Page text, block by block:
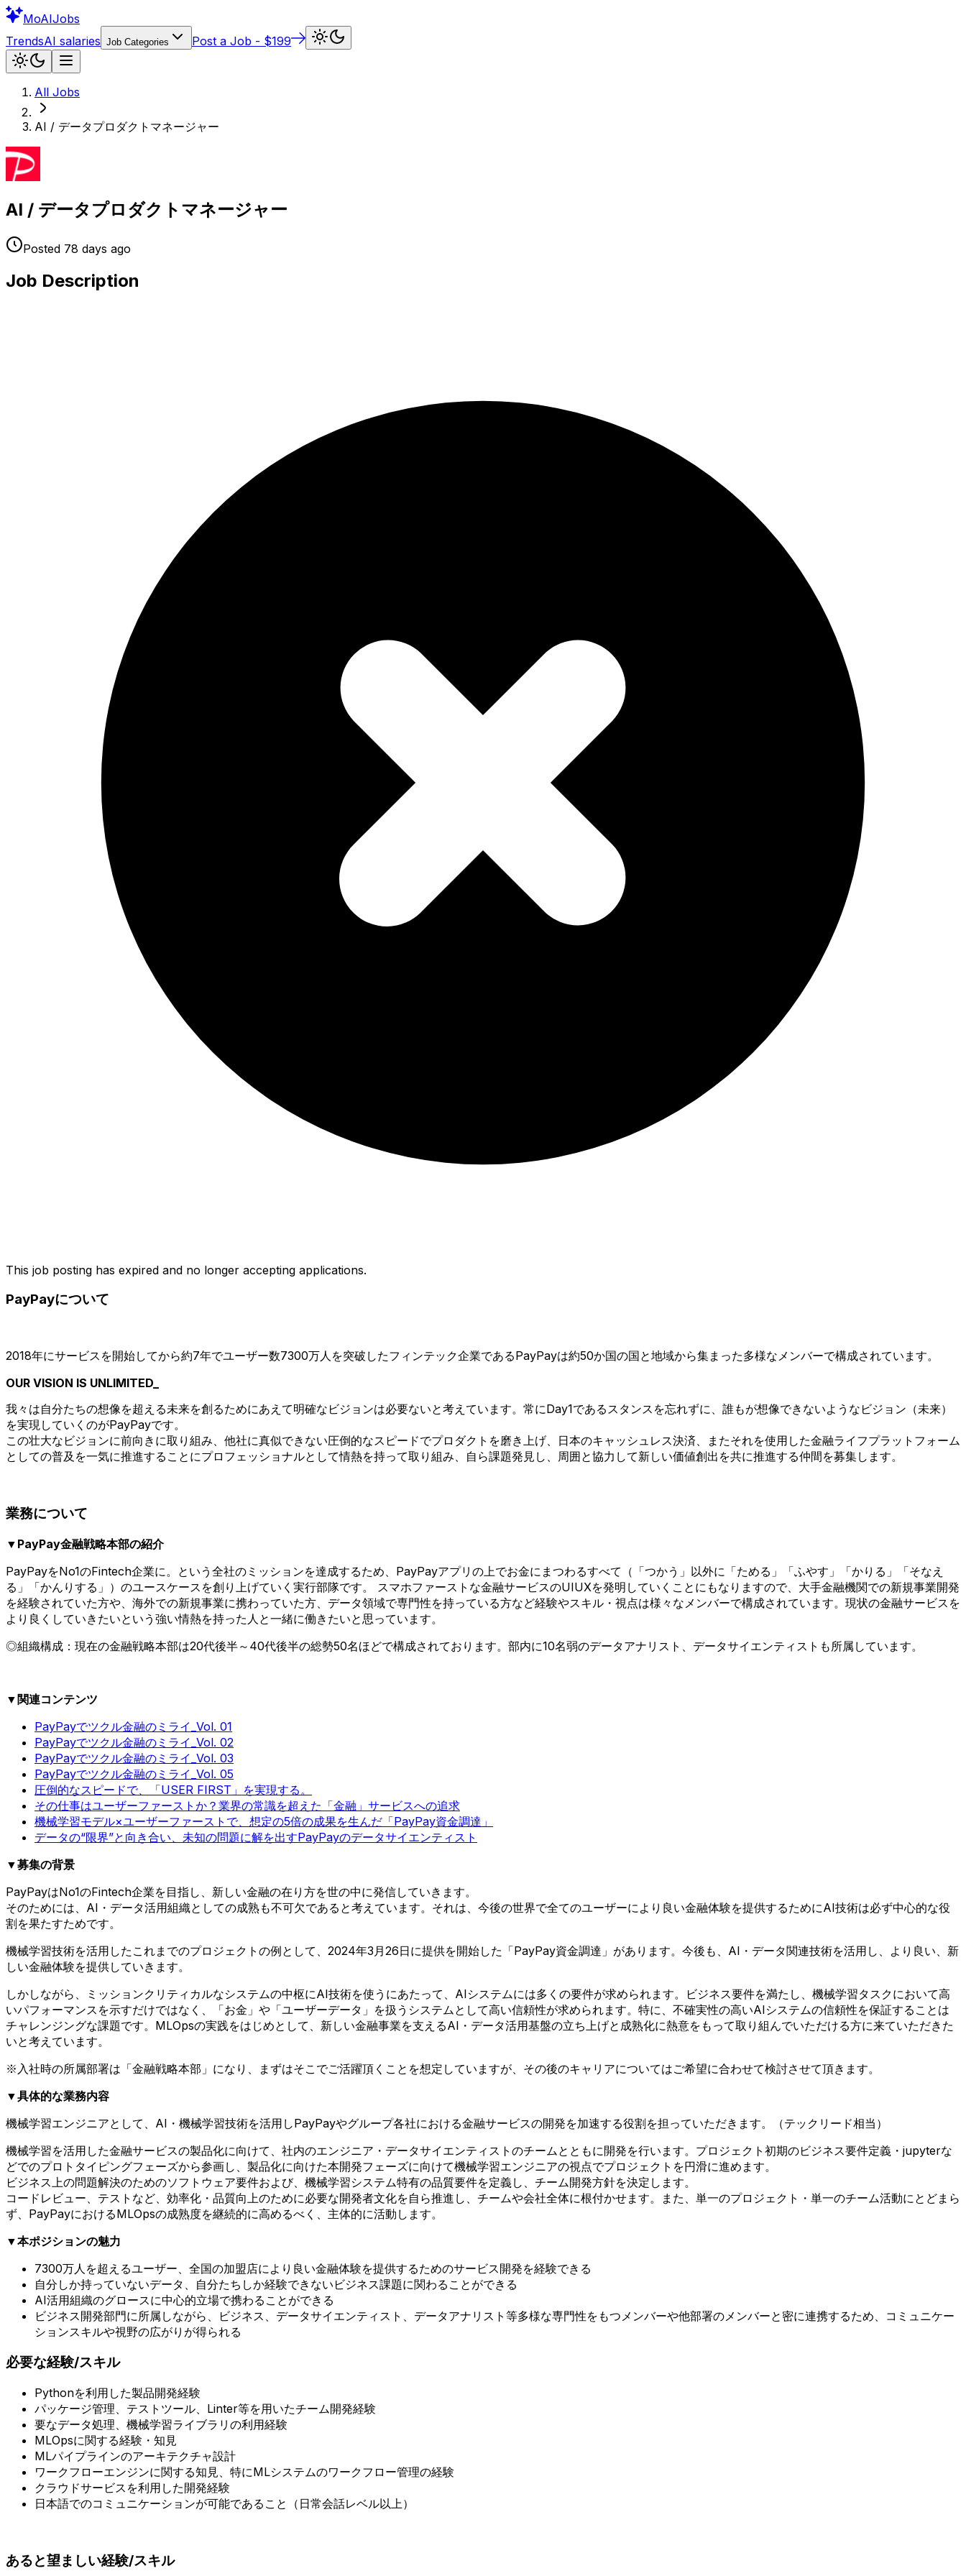
MoAIJobs
TrendsAI salaries Job Categories Post a Job - $199
All Jobs
AI / データプロダクトマネージャー
AI / データプロダクトマネージャー
Posted 78 days ago
Job Description
This job posting has expired and no longer accepting applications.
PayPayについて
2018年にサービスを開始してから約7年でユーザー数7300万人を突破したフィンテック企業であるPayPayは約50か国の国と地域から集まった多様なメンバーで構成されています。
OUR VISION IS UNLIMITED_
我々は自分たちの想像を超える未来を創るためにあえて明確なビジョンは必要ないと考えています。常にDay1であるスタンスを忘れずに、誰もが想像できないようなビジョン（未来）
を実現していくのがPayPayです。
この壮大なビジョンに前向きに取り組み、他社に真似できない圧倒的なスピードでプロダクトを磨き上げ、日本のキャッシュレス決済、またそれを使用した金融ライフプラットフォーム
としての普及を一気に推進することにプロフェッショナルとして情熱を持って取り組み、自ら課題発見し、周囲と協力して新しい価値創出を共に推進する仲間を募集します。
業務について
▼PayPay金融戦略本部の紹介
PayPayをNo1のFintech企業に。という全社のミッションを達成するため、PayPayアプリの上でお金にまつわるすべて（「つかう」以外に「ためる」「ふやす」「かりる」「そなえ
る」「かんりする」）のユースケースを創り上げていく実行部隊です。 スマホファーストな金融サービスのUIUXを発明していくことにもなりますので、大手金融機関での新規事業開発
を経験されていた方や、海外での新規事業に携わっていた方、データ領域で専門性を持っている方など経験やスキル・視点は様々なメンバーで構成されています。現状の金融サービスを
より良くしていきたいという強い情熱を持った人と一緒に働きたいと思っています。
◎組織構成：現在の金融戦略本部は20代後半～40代後半の総勢50名ほどで構成されております。部内に10名弱のデータアナリスト、データサイエンティストも所属しています。
▼関連コンテンツ
PayPayでツクル金融のミライ_Vol. 01
PayPayでツクル金融のミライ_Vol. 02
PayPayでツクル金融のミライ_Vol. 03
PayPayでツクル金融のミライ_Vol. 05
圧倒的なスピードで、「USER FIRST」を実現する。
その仕事はユーザーファーストか？業界の常識を超えた「金融」サービスへの追求
機械学習モデル×ユーザーファーストで、想定の5倍の成果を生んだ「PayPay資金調達」
データの“限界”と向き合い、未知の問題に解を出すPayPayのデータサイエンティスト
▼募集の背景
PayPayはNo1のFintech企業を目指し、新しい金融の在り方を世の中に発信していきます。
そのためには、AI・データ活用組織としての成熟も不可欠であると考えています。それは、今後の世界で全てのユーザーにより良い金融体験を提供するためにAI技術は必ず中心的な役
割を果たすためです。
機械学習技術を活用したこれまでのプロジェクトの例として、2024年3月26日に提供を開始した「PayPay資金調達」があります。今後も、AI・データ関連技術を活用し、より良い、新
しい金融体験を提供していきます。
しかしながら、ミッションクリティカルなシステムの中枢にAI技術を使うにあたって、AIシステムには多くの要件が求められます。ビジネス要件を満たし、機械学習タスクにおいて高
いパフォーマンスを示すだけではなく、「お金」や「ユーザーデータ」を扱うシステムとして高い信頼性が求められます。特に、不確実性の高いAIシステムの信頼性を保証することは
チャレンジングな課題です。MLOpsの実践をはじめとして、新しい金融事業を支えるAI・データ活用基盤の立ち上げと成熟化に熱意をもって取り組んでいただける方に来ていただきた
いと考えています。
※入社時の所属部署は「金融戦略本部」になり、まずはそこでご活躍頂くことを想定していますが、その後のキャリアについてはご希望に合わせて検討させて頂きます。
▼具体的な業務内容
機械学習エンジニアとして、AI・機械学習技術を活用しPayPayやグループ各社における金融サービスの開発を加速する役割を担っていただきます。（テックリード相当）
機械学習を活用した金融サービスの製品化に向けて、社内のエンジニア・データサイエンティストのチームとともに開発を行います。プロジェクト初期のビジネス要件定義・jupyterな
どでのプロトタイピングフェーズから参画し、製品化に向けた本開発フェーズに向けて機械学習エンジニアの視点でプロジェクトを円滑に進めます。
ビジネス上の問題解決のためのソフトウェア要件および、機械学習システム特有の品質要件を定義し、チーム開発方針を決定します。
コードレビュー、テストなど、効率化・品質向上のために必要な開発者文化を自ら推進し、チームや会社全体に根付かせます。また、単一のプロジェクト・単一のチーム活動にとどまら
ず、PayPayにおけるMLOpsの成熟度を継続的に高めるべく、主体的に活動します。
▼本ポジションの魅力
7300万人を超えるユーザー、全国の加盟店により良い金融体験を提供するためのサービス開発を経験できる
自分しか持っていないデータ、自分たちしか経験できないビジネス課題に関わることができる
AI活用組織のグロースに中心的立場で携わることができる
ビジネス開発部門に所属しながら、ビジネス、データサイエンティスト、データアナリスト等多様な専門性をもつメンバーや他部署のメンバーと密に連携するため、コミュニケー
ションスキルや視野の広がりが得られる
必要な経験/スキル
Pythonを利用した製品開発経験
パッケージ管理、テストツール、Linter等を用いたチーム開発経験
要なデータ処理、機械学習ライブラリの利用経験
MLOpsに関する経験・知見
MLパイプラインのアーキテクチャ設計
ワークフローエンジンに関する知見、特にMLシステムのワークフロー管理の経験
クラウドサービスを利用した開発経験
日本語でのコミュニケーションが可能であること（日常会話レベル以上）
あると望ましい経験/スキル